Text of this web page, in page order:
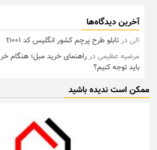
آخرین دیدگاه‌ها
الیدر تابلو طرح پرچم کشور انگلیس کد t1001
مرضیه عظیمیدر راهنمای خرید مبل؛ هنگام
باید توجه کنیم؟
ممکن است ندیده باشید